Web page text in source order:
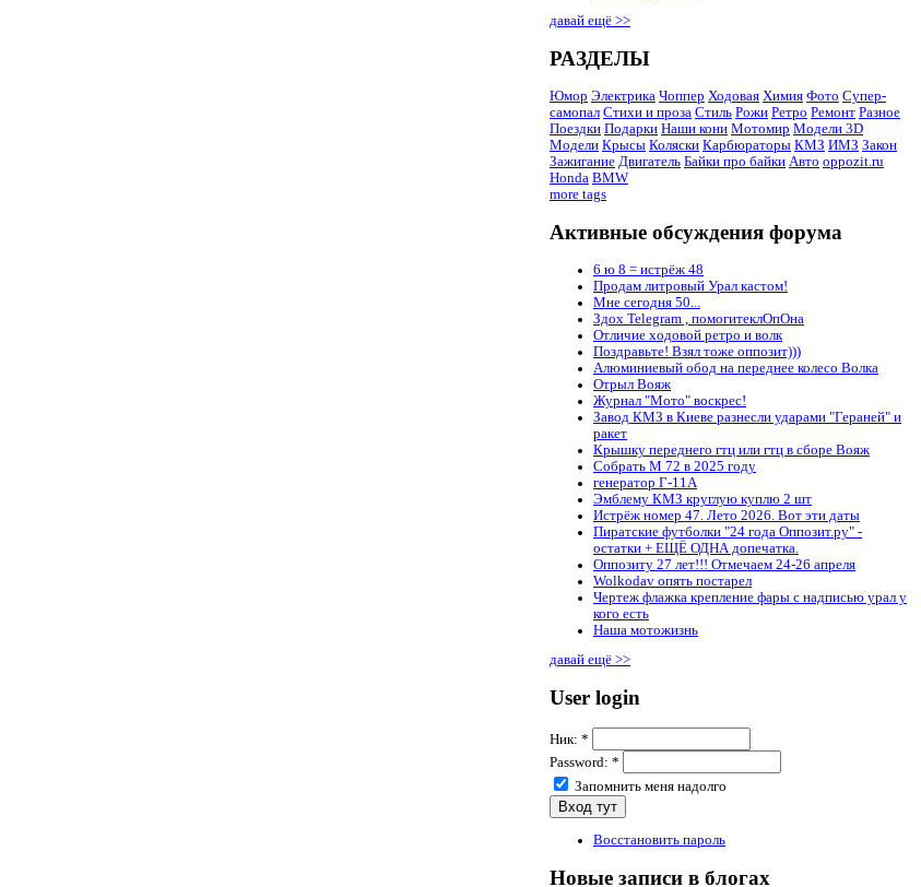
давай ещё >>
РАЗДЕЛЫ
Юмор Электрика Чоппер Ходовая Химия Фото Супер-
самопал Стихи и проза Стиль Рожи Ретро Ремонт Разное
Поездки Подарки Наши кони Мотомир Модели 3D
Модели Крысы Коляски Карбюраторы КМЗ ИМЗ Закон
Зажигание Двигатель Байки про байки Авто oppozit.ru
Honda BMW
more tags
Активные обсуждения форума
6 ю 8 = истрёж 48
Продам литровый Урал кастом!
Мне сегодня 50...
Здох Telegram , помогитеклОпОна
Отличие ходовой ретро и волк
Поздравьте! Взял тоже оппозит)))
Алюминиевый обод на переднее колесо Волка
Отрыл Вояж
Журнал "Мото" воскрес!
Завод КМЗ в Киеве разнесли ударами "Гераней" и
ракет
Крышку переднего гтц или гтц в сборе Вояж
Собрать М 72 в 2025 году
генератор Г-11А
Эмблему КМЗ круглую куплю 2 шт
Истрёж номер 47. Лето 2026. Вот эти даты
Пиратские футболки "24 года Оппозит.ру" -
остатки + ЕЩЁ ОДНА допечатка.
Оппозиту 27 лет!!! Отмечаем 24-26 апреля
Wolkodav опять постарел
Чертеж флажка крепление фары с надписью урал у
кого есть
Наша мотожизнь
давай ещё >>
User login
Ник: *
Password: *
Запомнить меня надолго
Восстановить пароль
Новые записи в блогах